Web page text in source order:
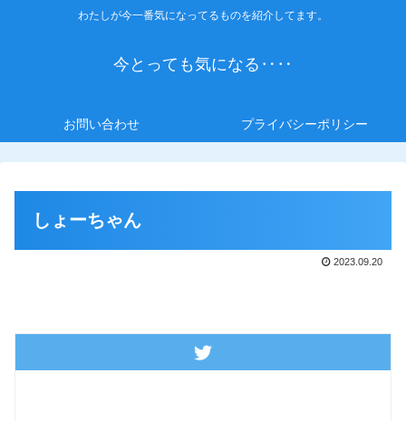
わたしが今一番気になってるものを紹介してます。
今とっても気になる‥‥
お問い合わせ プライバシーポリシー
しょーちゃん
2023.09.20